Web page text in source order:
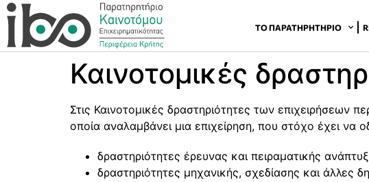
ΤΟ ΠΑΡΑΤΗΡΗΤΉΡΙΟ
Καινοτομικές
Στις Καινοτομικές δραστηριότητες των επιχειρήσεων
οποία αναλαμβάνει μια επιχείρηση, που στόχο έχει να
δραστηριότητες έρευνας και πειραματικής
δραστηριότητες μηχανικής, σχεδίασης και άλλες